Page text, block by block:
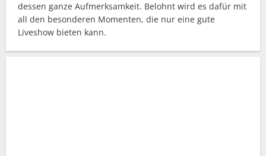
dessen ganze Aufmerksamkeit. Belohnt wird es dafür mit
all den besonderen Momenten, die nur eine gute
Liveshow bieten kann.